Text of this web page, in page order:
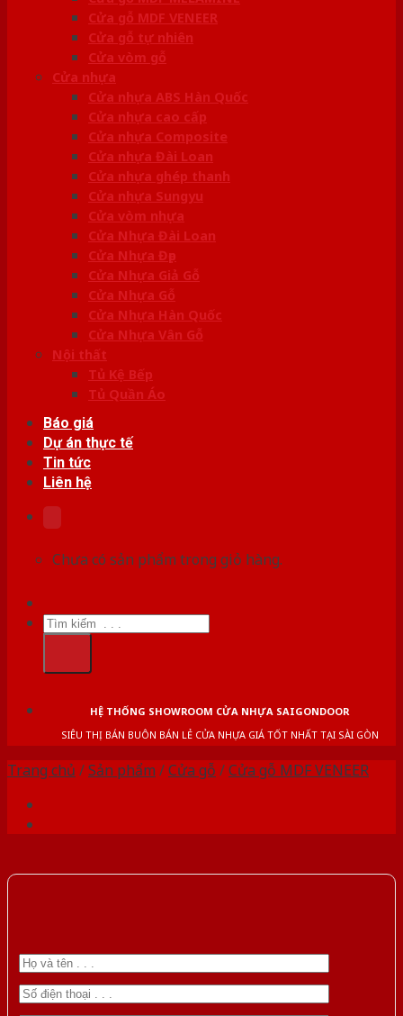
Cửa gỗ MDF VENEER
Cửa gỗ tự nhiên
Cửa vòm gỗ
Cửa nhựa
Cửa nhựa ABS Hàn Quốc
Cửa nhựa cao cấp
Cửa nhựa Composite
Cửa nhựa Đài Loan
Cửa nhựa ghép thanh
Cửa nhựa Sungyu
Cửa vòm nhựa
Cửa Nhựa Đài Loan
Cửa Nhựa Đẹp
Cửa Nhựa Giả Gỗ
Cửa Nhựa Gỗ
Cửa Nhựa Hàn Quốc
Cửa Nhựa Vân Gỗ
Nội thất
Tủ Kệ Bếp
Tủ Quần Áo
Báo giá
Dự án thực tế
Tin tức
Liên hệ
Chưa có sản phẩm trong giỏ hàng.
Tìm
kiếm:
HỆ THỐNG SHOWROOM CỬA NHỰA SAIGONDOOR
SIÊU THỊ BÁN BUÔN BÁN LẺ CỬA NHỰA GIÁ TỐT NHẤT TẠI SÀI GÒN
Trang chủ /Sản phẩm /Cửa gỗ /Cửa gỗ MDF VENEER